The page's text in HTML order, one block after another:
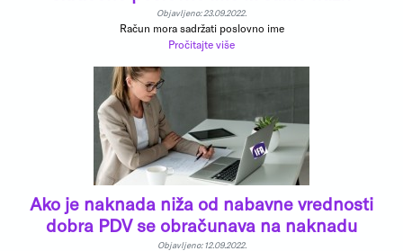
Objavljeno: 23.09.2022.
Račun mora sadržati poslovno ime
Pročitajte više
Ako je naknada niža od nabavne vrednosti
dobra PDV se obračunava na naknadu
Objavljeno: 12.09.2022.